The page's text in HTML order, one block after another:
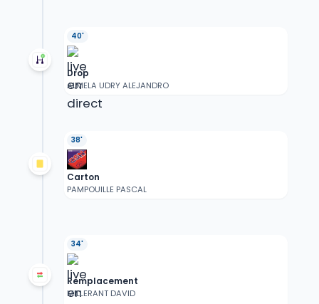
40'
Drop
ALMELA UDRY ALEJANDRO
38'
Carton
PAMPOUILLE PASCAL
34'
Remplacement
MILLERANT DAVID